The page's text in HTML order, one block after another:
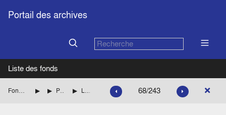
Portail des archives
Liste des fonds
Fonds Jean Monnet : Comité d'action, correspondance FRANCE : DIVERS
Personnalités dont les noms commencent par BOR à BU Lettre de P. Bordeaux-Groult à Jean Monnet. Manuscrite. 68/243